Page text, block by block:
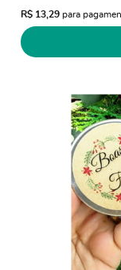
R$ 13,29 para